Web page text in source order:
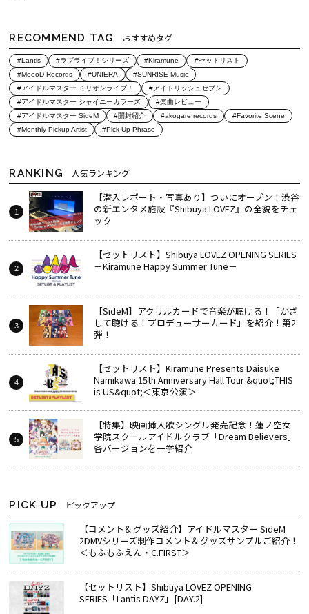
RECOMMEND TAG おすすめタグ
#Lantis #ラブライブ！シリーズ #Kiramune
#セットリスト
#MoooD Records
#UNIERA
#SUNRISE Music
#アイドルマスター ミリオンライブ！
#アイドリッシュセブン
#アイドルマスター シャイニーカラーズ
#楽曲レビュー
#アイドルマスター SideM
#開封紹介 #akogare records
#Favorite Scene
#Monthly Pickup Artist
#Pick Up Phrase
RANKING 人気ランキング
【潜入レポート・写真あり】ついにオープン！渋谷
の新エンタメ施設『Shibuya LOVEZ』の全貌をチェ
ック
【セットリスト】Shibuya LOVEZ OPENING SERIES
－Kiramune Happy Summer Tune－
【SideM】アクリルカードで音楽が聴ける！「かざ
して聴ける！プロデューサーカード」を紹介！第2
弾！
【セットリスト】Kiramune Presents Daisuke
Namikawa 15th Anniversary Hall Tour &quot;THIS
is US&quot;＜東京公演＞
【特集】映画挿入歌シングル発売記念！蓮ノ空女
学院スクールアイドルクラブ「Dream Believers」
各バージョンを一挙紹介
PICK UP ピックアップ
【コメント＆グッズ紹介】アイドルマスター SideM
2DMVシリーズ制作コメント＆グッズサンプルご紹介！
＜もふもふえん・C.FIRST＞
【セットリスト】Shibuya LOVEZ OPENING
SERIES「Lantis DAYZ」[DAY.2]